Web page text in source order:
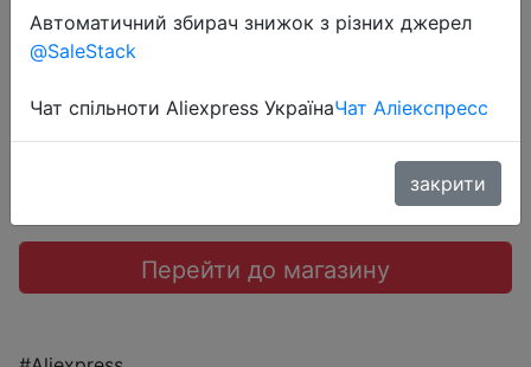
Sale
Перейти до магазину
Автоматичний збирач знижок з різних джерел
@SaleStack
Чат спільноти Aliexpress УкраїнаЧат Аліекспресс
закрити